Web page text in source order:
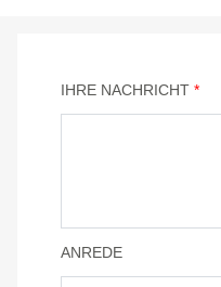
IHRE NACHRICHT *
ANREDE